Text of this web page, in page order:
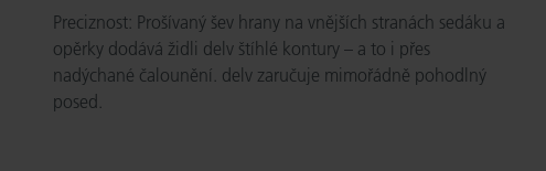
Preciznost: Prošívaný šev hrany na vnějších stranách sedáku a
opěrky dodává židli delv štíhlé kontury – a to i přes
nadýchané čalounění. delv zaručuje mimořádně pohodlný
posed.